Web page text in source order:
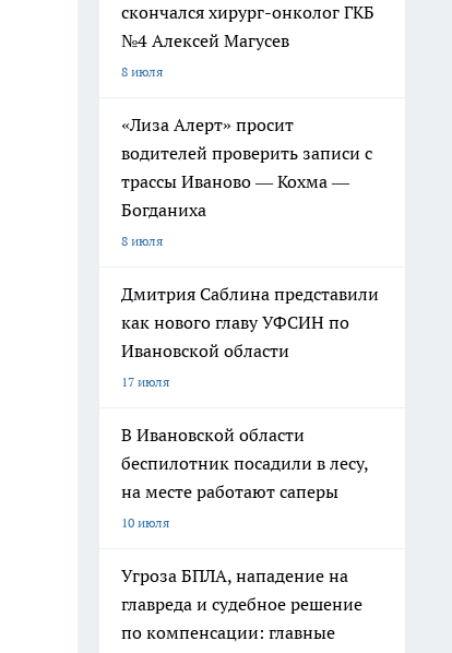
скончался хирург-онколог ГКБ
№4 Алексей Магусев
8 июля
«Лиза Алерт» просит
водителей проверить записи с
трассы Иваново — Кохма —
Богданиха
8 июля
Дмитрия Саблина представили
как нового главу УФСИН по
Ивановской области
17 июля
В Ивановской области
беспилотник посадили в лесу,
на месте работают саперы
10 июля
Угроза БПЛА, нападение на
главреда и судебное решение
по компенсации: главные